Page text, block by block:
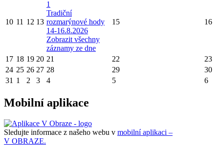
10 11 12 13
1
Tradiční
rozmarýnové hody
14-16.8.2026
Zobrazit všechny
záznamy ze dne
15 16
17 18 19 20 21 22
23
24 25 26 27 28 29
30
31 1 2 3 4 5 6
Mobilní aplikace
Sledujte informace z našeho webu v mobilní aplikaci –
V OBRAZE.